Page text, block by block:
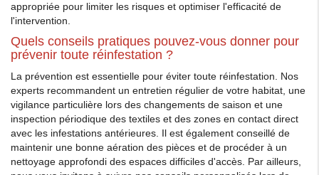
appropriée pour limiter les risques et optimiser l'efficacité de
l'intervention.
Quels conseils pratiques pouvez-vous donner pour
prévenir toute réinfestation ?
La prévention est essentielle pour éviter toute réinfestation. Nos
experts recommandent un entretien régulier de votre habitat, une
vigilance particulière lors des changements de saison et une
inspection périodique des textiles et des zones en contact direct
avec les infestations antérieures. Il est également conseillé de
maintenir une bonne aération des pièces et de procéder à un
nettoyage approfondi des espaces difficiles d'accès. Par ailleurs,